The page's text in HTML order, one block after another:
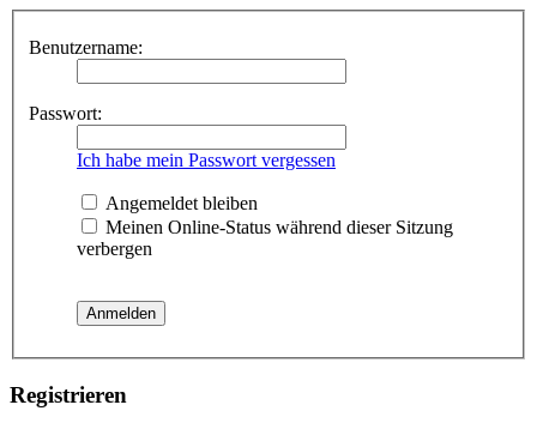
Benutzername:
Passwort:
Ich habe mein Passwort vergessen
Angemeldet bleiben
Meinen Online-Status während dieser Sitzung
verbergen
Registrieren